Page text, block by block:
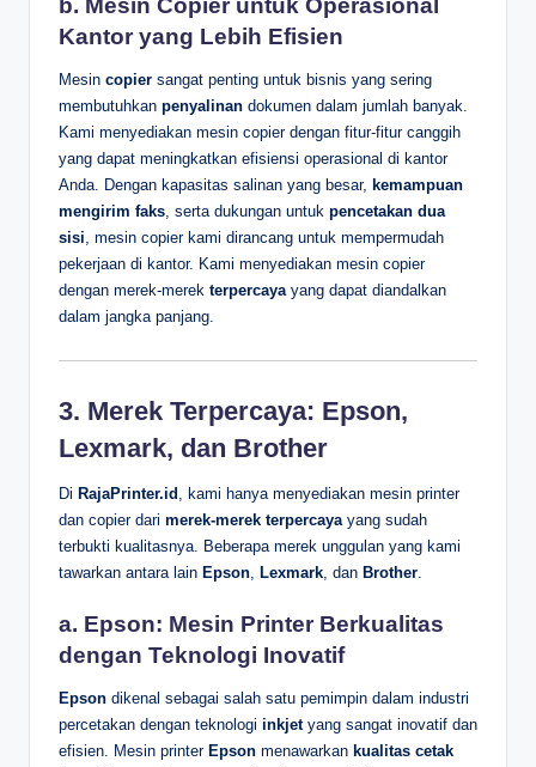
b. Mesin Copier untuk Operasional
Kantor yang Lebih Efisien
Mesin copier sangat penting untuk bisnis yang sering
membutuhkan penyalinan dokumen dalam jumlah banyak.
Kami menyediakan mesin copier dengan fitur-fitur canggih
yang dapat meningkatkan efisiensi operasional di kantor
Anda. Dengan kapasitas salinan yang besar, kemampuan
mengirim faks , serta dukungan untuk pencetakan dua
sisi , mesin copier kami dirancang untuk mempermudah
pekerjaan di kantor. Kami menyediakan mesin copier
dengan merek-merek terpercaya yang dapat diandalkan
dalam jangka panjang.
3. Merek Terpercaya: Epson,
Lexmark, dan Brother
Di RajaPrinter.id , kami hanya menyediakan mesin printer
dan copier dari merek-merek terpercayayang sudah
terbukti kualitasnya. Beberapa merek unggulan yang kami
tawarkan antara lain Epson, Lexmark, dan Brother.
a. Epson: Mesin Printer Berkualitas
dengan Teknologi Inovatif
Epson dikenal sebagai salah satu pemimpin dalam industri
percetakan dengan teknologi inkjetyang sangat inovatif dan
efisien. Mesin printer Epson menawarkan kualitas cetak